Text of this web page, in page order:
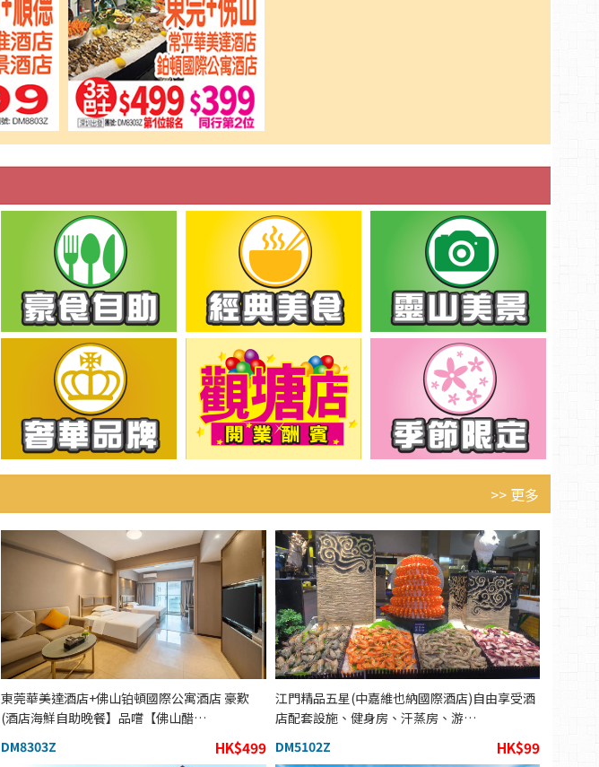
>> 更多
東莞華美達酒店+佛山铂頓國際公寓酒店 豪歎
(酒店海鮮自助晚餐】品嚐【佛山醋…
DM8303Z
HK$499
江門精品五星(中嘉維也納國際酒店)自由享受酒
店配套設施、健身房、汗蒸房、游…
DM5102Z
HK$99